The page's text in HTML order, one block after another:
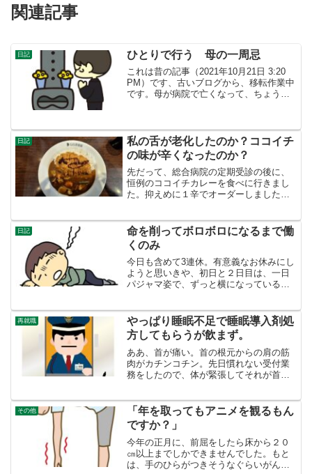
関連記事
日記 ひとりで行う 母の一周忌
これは昔の記事（2021年10月21日 3:20
PM）です、古いブログから、移転作業中
です。母が病院で亡くなって、ちょうど
会食し、普通の法要を行いました。あの
頃は、「...
日記
私の舌が老化したのか？ココイチ
の味が辛くなったのか？
先だって、総合病院の定期受診の後に、
恒例のココイチカレーを食べに行きまし
た。抑えめに１辛でオーダーしました
た。先月は、２辛で食べたけど無茶苦茶
辛かった。おかしいな、１０年...
日記
命を削ってボロボロになるまで働
くのみ
今日も含めて3連休。有意義なお休みにし
ようと思いきや、初日と２日目は、一日
パジャマ姿で、ずっと横になっているこ
YOUTUBEを観たりですが、それ以外何
もする気なし。というか...
再就職
やっぱり睡眠不足で睡眠導入剤処
方してもらうが飲まず。
ああ、首が痛い。首の根元からの肩の筋
肉がカチンコチン。先日慣れない受付業
務をしたので、体が緊張してそれが首に
ームの「ＰＯＫＩゲーム」をやり始めた
のが原因と思われます。首...
その他
「年を取ってもアニメを観るもん
ですか？」
今年の正月に、前屈をしたら床から２０
㎝以上までしかできませんでした。もと
は、手のひらがつきそうなぐらいがんば